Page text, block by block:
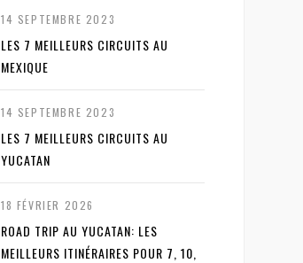
14 SEPTEMBRE 2023
LES 7 MEILLEURS CIRCUITS AU
MEXIQUE
14 SEPTEMBRE 2023
LES 7 MEILLEURS CIRCUITS AU
YUCATAN
18 FÉVRIER 2026
ROAD TRIP AU YUCATAN: LES
MEILLEURS ITINÉRAIRES POUR 7, 10,